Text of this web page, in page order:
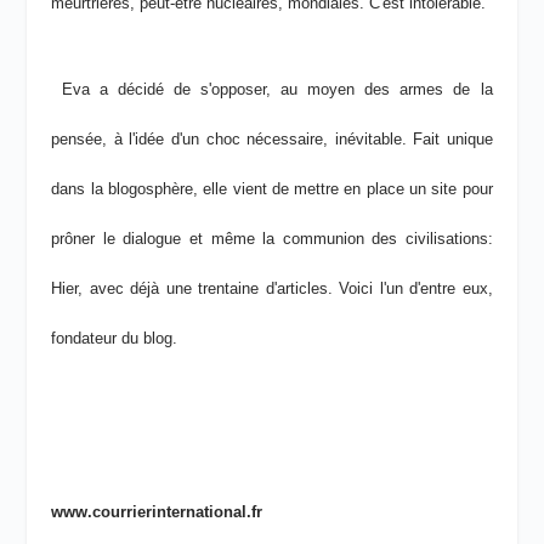
Eva a décidé de s'opposer, au moyen des armes de la
pensée, à l'idée d'un choc nécessaire, inévitable. Fait unique
dans la blogosphère, elle vient de mettre en place un site pour
prôner le dialogue et même la communion des civilisations:
Hier, avec déjà une trentaine d'articles. Voici l'un d'entre eux,
fondateur du blog.
www.courrierinternational.fr